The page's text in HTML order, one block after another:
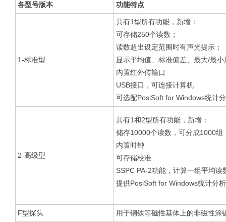
各型号版本 功能特点
1-标准型
具有1型所有功能，新增：
可存储250个读数；
读数超出设定范围时有声光提示；
显示平均值、标准偏差、最大/最
内置红外传输口
USB接口，可连接计算机
可选配PosiSoft for Windows统计
2-高级型
具有1和2型所有功能，新增：
储存10000个读数，可分成1000组
内置时钟
可存储校准
SSPC PA-2功能，计算一组平均读
提供PosiSoft for Windows统计分
F型探头 用于钢铁等磁性基体上的非磁性